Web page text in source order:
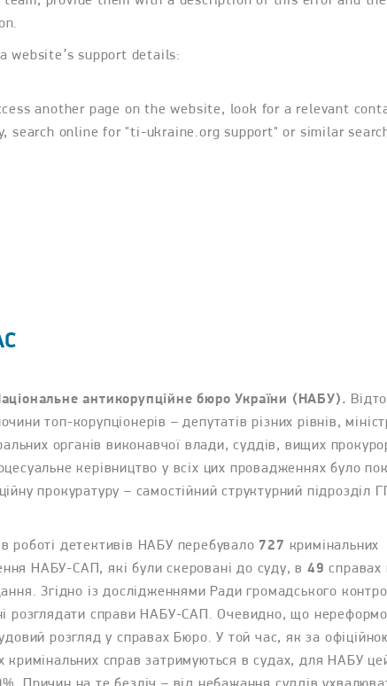
website’s support details:
another page on the website, look for a relevant
search online for "ti-ukraine.org support" or similar
антикорупційне бюро України (НАБУ).
топ-корупціонерів – депутатів різних рівнів,
органів виконавчої влади, суддів, вищих
керівництво у всіх цих провадженнях було
прокуратуру – самостійний структурний підрозділ
в роботі детективів НАБУ перебувало 727 кримінальних
НАБУ-САП, які були скеровані до суду, в49 справах
Згідно із дослідженнями Ради громадського
розглядати справи НАБУ-САП. Очевидно, що
розгляд у справах Бюро. У той час, як за
кримінальних справ затримуються в судах, для НАБУ